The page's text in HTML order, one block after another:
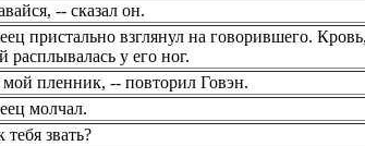
-- сказал он.
пристально взглянул на говорившего.
расплывалась у его ног.
пленник, -- повторил Говэн.
молчал.
тебя звать?